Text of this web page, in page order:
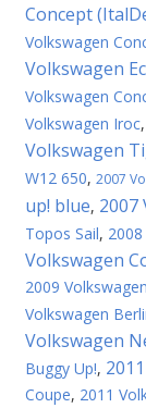
Concept
Volkswagen
Volkswagen
Volkswagen
Volkswagen Iroc,
Volkswagen
W12 650, 2007
up! blue, 2007
Topos Sail,
Volkswagen
2009
Volkswagen
Volkswagen
Buggy Up!,
Coupe, 2011